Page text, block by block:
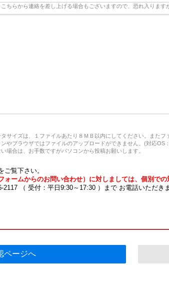
こちらから連絡を差し上げる場合もございますので、恐れ入りま
サイズは、１ファイルあたり８ＭＢ以内にしてください。またフ
やブラウザではファイルのアップロードができません。(対応OS
場合は、お手数ですがパソコンから投稿お願いします。
ご覧下さい。
ームからのお問い合わせ）に対しましては、個別での
（ 受付：平日9:30～17:30 ）まで お電話いただき
ページへ